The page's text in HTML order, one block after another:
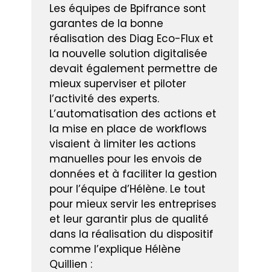
Les équipes de Bpifrance sont
garantes de la bonne
réalisation des Diag Eco-Flux et
la nouvelle solution digitalisée
devait également permettre de
mieux superviser et piloter
l’activité des experts.
L’automatisation des actions et
la mise en place de workflows
visaient à limiter les actions
manuelles pour les envois de
données et à faciliter la gestion
pour l’équipe d’Hélène. Le tout
pour mieux servir les entreprises
et leur garantir plus de qualité
dans la réalisation du dispositif
comme l’explique Hélène
Quillien :